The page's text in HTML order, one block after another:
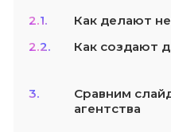
2.1.
Как делают
2.2.
Как создают
3.
Сравним
агентства